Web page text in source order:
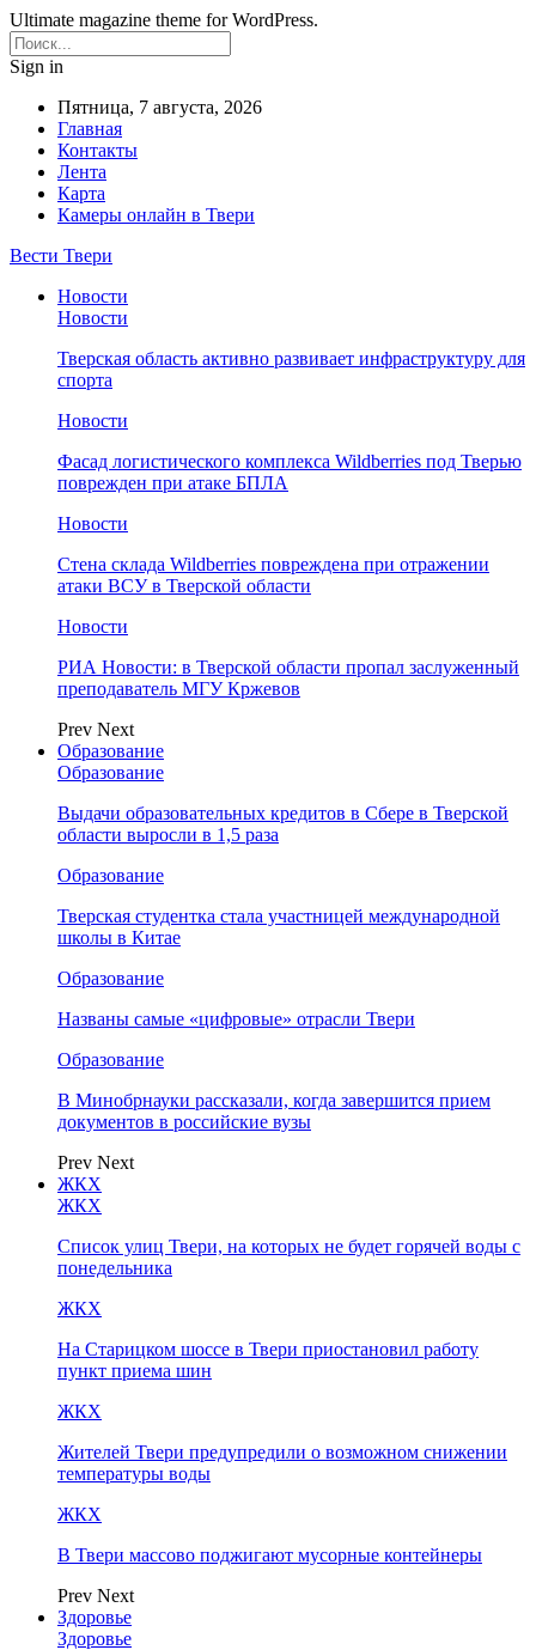
Ultimate magazine theme for WordPress.
Sign in
Пятница, 7 августа, 2026
Главная
Контакты
Лента
Карта
Камеры онлайн в Твери
Вести Твери
Новости
Новости
Тверская область активно развивает инфраструктуру для
спорта
Новости
Фасад логистического комплекса Wildberries под Тверью
поврежден при атаке БПЛА
Новости
Стена склада Wildberries повреждена при отражении
атаки ВСУ в Тверской области
Новости
РИА Новости: в Тверской области пропал заслуженный
преподаватель МГУ Кржевов
Prev Next
Образование
Образование
Выдачи образовательных кредитов в Сбере в Тверской
области выросли в 1,5 раза
Образование
Тверская студентка стала участницей международной
школы в Китае
Образование
Названы самые «цифровые» отрасли Твери
Образование
В Минобрнауки рассказали, когда завершится прием
документов в российские вузы
Prev Next
ЖКХ
ЖКХ
Список улиц Твери, на которых не будет горячей воды с
понедельника
ЖКХ
На Старицком шоссе в Твери приостановил работу
пункт приема шин
ЖКХ
Жителей Твери предупредили о возможном снижении
температуры воды
ЖКХ
В Твери массово поджигают мусорные контейнеры
Prev Next
Здоровье
Здоровье